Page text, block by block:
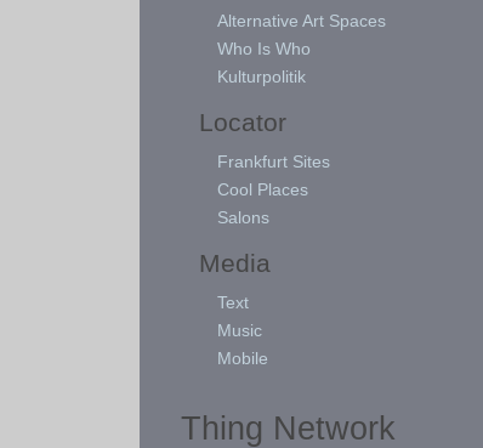
Alternative Art Spaces
Who Is Who
Kulturpolitik
Locator
Frankfurt Sites
Cool Places
Salons
Media
Text
Music
Mobile
Thing Network